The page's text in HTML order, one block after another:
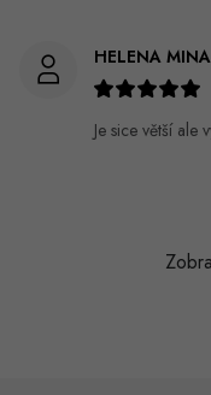
HELENA
Je sice větší ale